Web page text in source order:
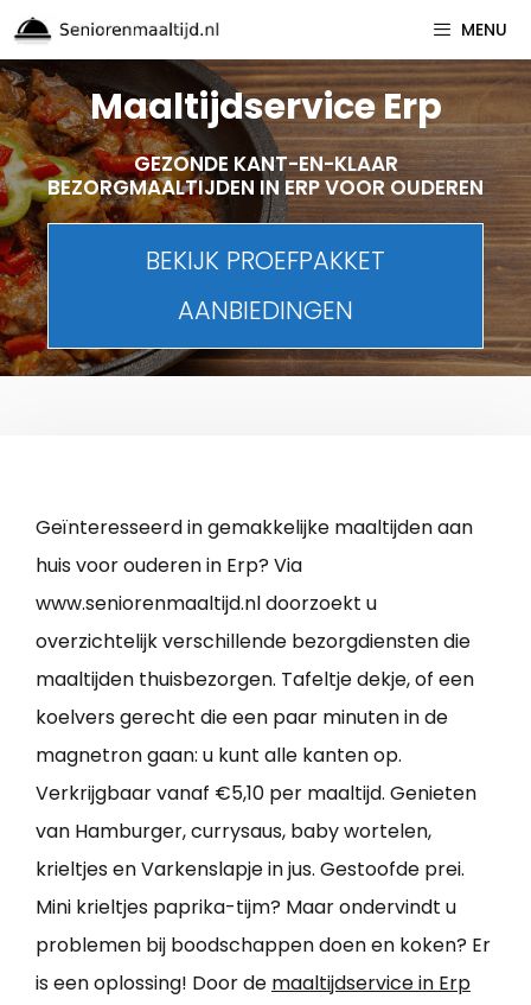
Spring
naar
inhoud
MENU
Maaltijdservice Erp
GEZONDE KANT-EN-KLAAR
BEZORGMAALTIJDEN IN ERP VOOR OUDEREN
BEKIJK PROEFPAKKET
AANBIEDINGEN
Geïnteresseerd in gemakkelijke maaltijden aan
huis voor ouderen in Erp? Via
www.seniorenmaaltijd.nl doorzoekt u
overzichtelijk verschillende bezorgdiensten die
maaltijden thuisbezorgen. Tafeltje dekje, of een
koelvers gerecht die een paar minuten in de
magnetron gaan: u kunt alle kanten op.
Verkrijgbaar vanaf €5,10 per maaltijd. Genieten
van Hamburger, currysaus, baby wortelen,
krieltjes en Varkenslapje in jus. Gestoofde prei.
Mini krieltjes paprika-tijm? Maar ondervindt u
problemen bij boodschappen doen en koken? Er
is een oplossing! Door de maaltijdservice in Erp